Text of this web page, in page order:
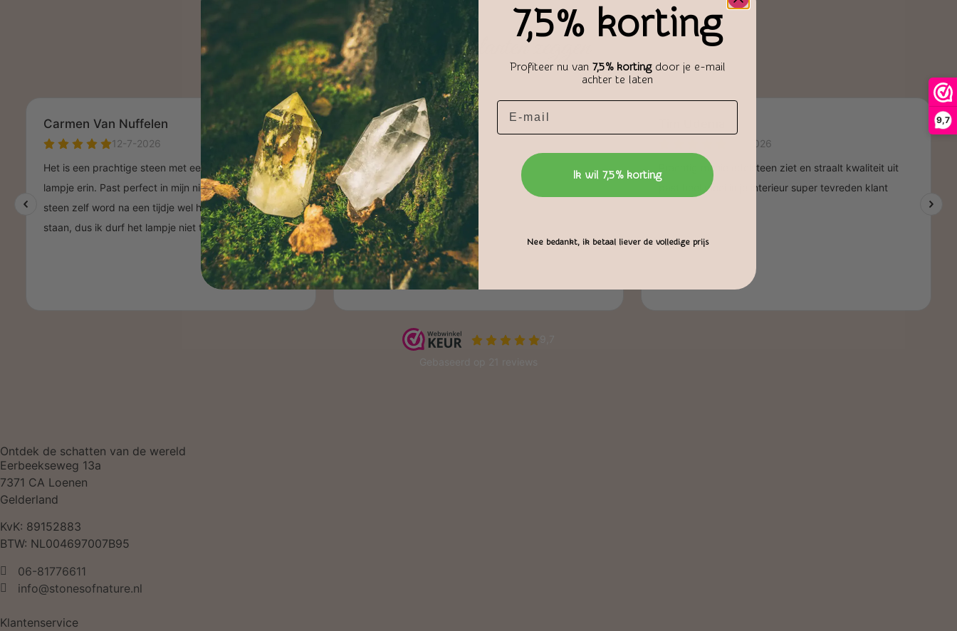
9,7
Wat onze klanten zeggen
Ontdek de schatten van de wereld
Eerbeekseweg 13a
7371 CA Loenen
Gelderland
KvK: 89152883
BTW: NL004697007B95
06-81776611
info@stonesofnature.nl
Klantenservice
7,5% korting
Profiteer nu van 7,5% kortingdoor je e-mail
achter te laten
Ik wil 7,5% korting
Nee bedankt, ik betaal liever de volledige prijs